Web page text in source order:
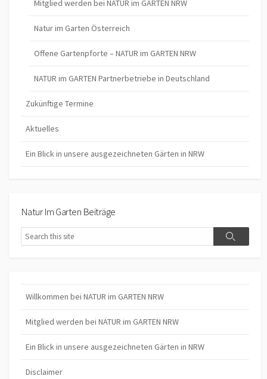
Mitglied werden bei NATUR im GARTEN NRW
Natur im Garten Österreich
Offene Gartenpforte – NATUR im GARTEN NRW
NATUR im GARTEN Partnerbetriebe in Deutschland
Zukünftige Termine
Aktuelles
Ein Blick in unsere ausgezeichneten Gärten in NRW
Natur Im Garten Beiträge
Search
Search
Willkommen bei NATUR im GARTEN NRW
Mitglied werden bei NATUR im GARTEN NRW
Ein Blick in unsere ausgezeichneten Gärten in NRW
Disclaimer